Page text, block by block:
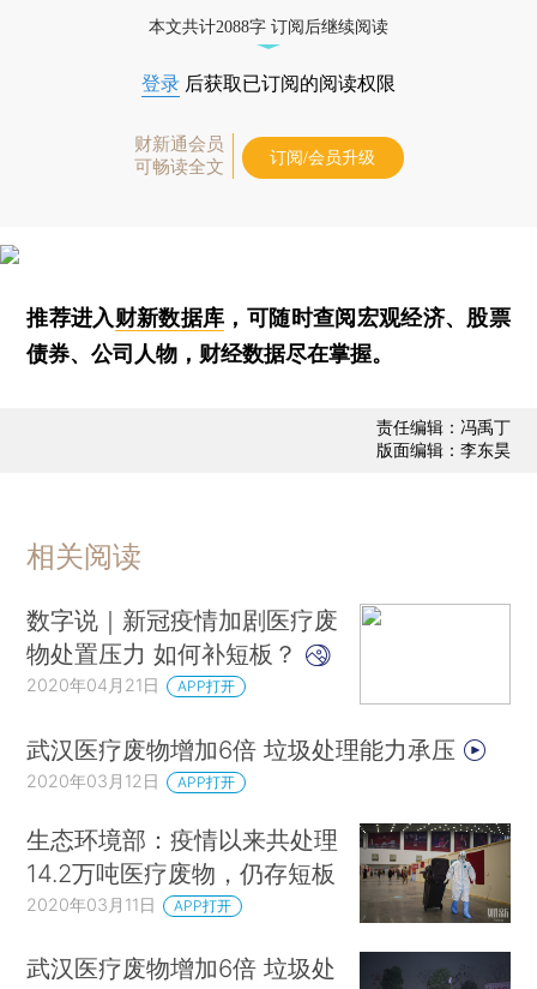
本文共计2088字 订阅后继续阅读
登录 后获取已订阅的阅读权限
财新通会员
可畅读全文
订阅/会员升级
推荐进入财新数据库 ，可随时查阅宏观经济、股票
债券、公司人物，财经数据尽在掌握。
责任编辑：冯禹丁
版面编辑：李东昊
相关阅读
数字说｜新冠疫情加剧医疗废
物处置压力 如何补短板？
2020年04月21日 APP打开
武汉医疗废物增加6倍 垃圾处理能力承压
2020年03月12日 APP打开
生态环境部：疫情以来共处理
14.2万吨医疗废物，仍存短板
2020年03月11日 APP打开
武汉医疗废物增加6倍 垃圾处